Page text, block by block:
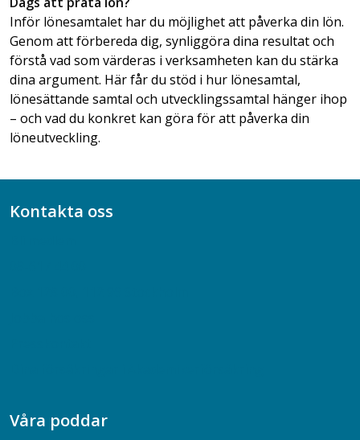
Inför lönesamtalet har du möjlighet att påverka din lön.
Genom att förbereda dig, synliggöra dina resultat och
förstå vad som värderas i verksamheten kan du stärka
dina argument. Här får du stöd i hur lönesamtal,
lönesättande samtal och utvecklingssamtal hänger ihop
– och vad du konkret kan göra för att påverka din
löneutveckling.
Kontakta oss
Våra poddar